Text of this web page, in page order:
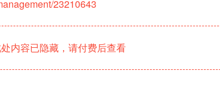
23210643
内容已隐藏，请付费后查看